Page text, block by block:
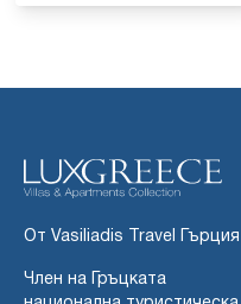
От Vasiliadis Travel Гърция
Член на Гръцката